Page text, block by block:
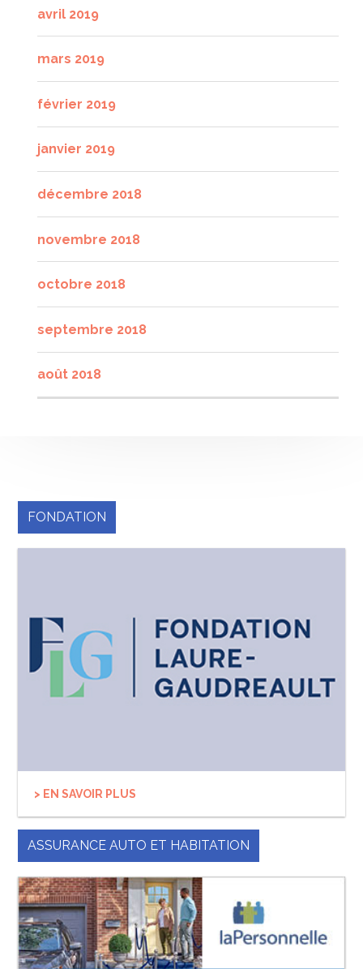
avril 2019
mars 2019
février 2019
janvier 2019
décembre 2018
novembre 2018
octobre 2018
septembre 2018
août 2018
FONDATION
> EN SAVOIR PLUS
ASSURANCE AUTO ET HABITATION